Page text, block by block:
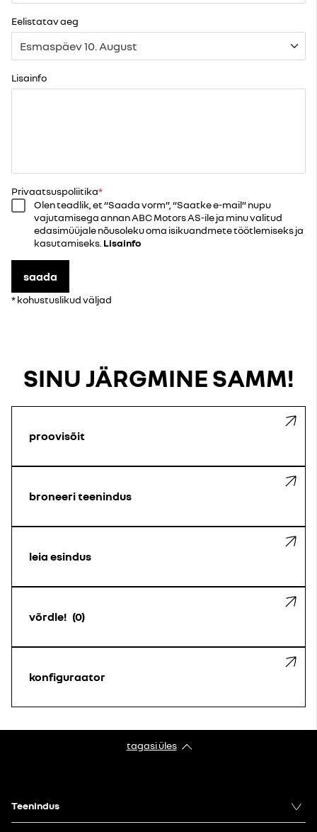
Eelistatav aeg
Lisainfo
Privaatsuspoliitika
Olen teadlik, et “Saada vorm”, “Saatke e-mail” nupu
vajutamisega annan ABC Motors AS-ile ja minu valitud
edasimüüjale nõusoleku oma isikuandmete töötlemiseks ja
kasutamiseks. Lisainfo
saada
* kohustuslikud väljad
SINU JÄRGMINE SAMM!
proovisõit
broneeri teenindus
leia esindus
võrdle! 0
konfiguraator
tagasi üles
Teenindus